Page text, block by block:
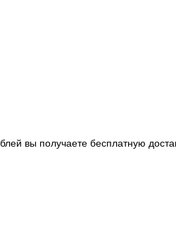
вы получаете бесплатную